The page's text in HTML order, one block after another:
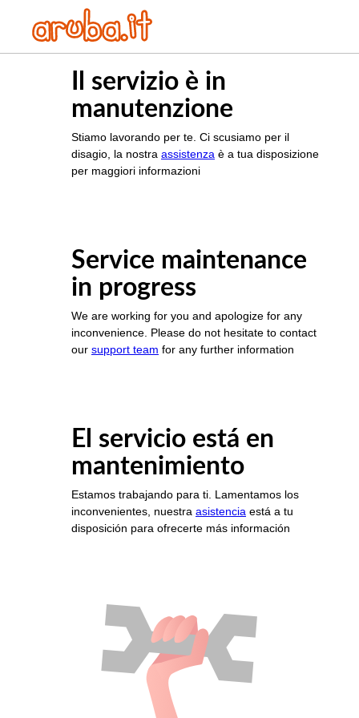
Il servizio è in
manutenzione
Stiamo lavorando per te. Ci scusiamo per il
disagio, la nostra assistenza è a tua disposizione
per maggiori informazioni
Service maintenance
in progress
We are working for you and apologize for any
inconvenience. Please do not hesitate to contact
our support team for any further information
El servicio está en
mantenimiento
Estamos trabajando para ti. Lamentamos los
inconvenientes, nuestra asistencia está a tu
disposición para ofrecerte más información